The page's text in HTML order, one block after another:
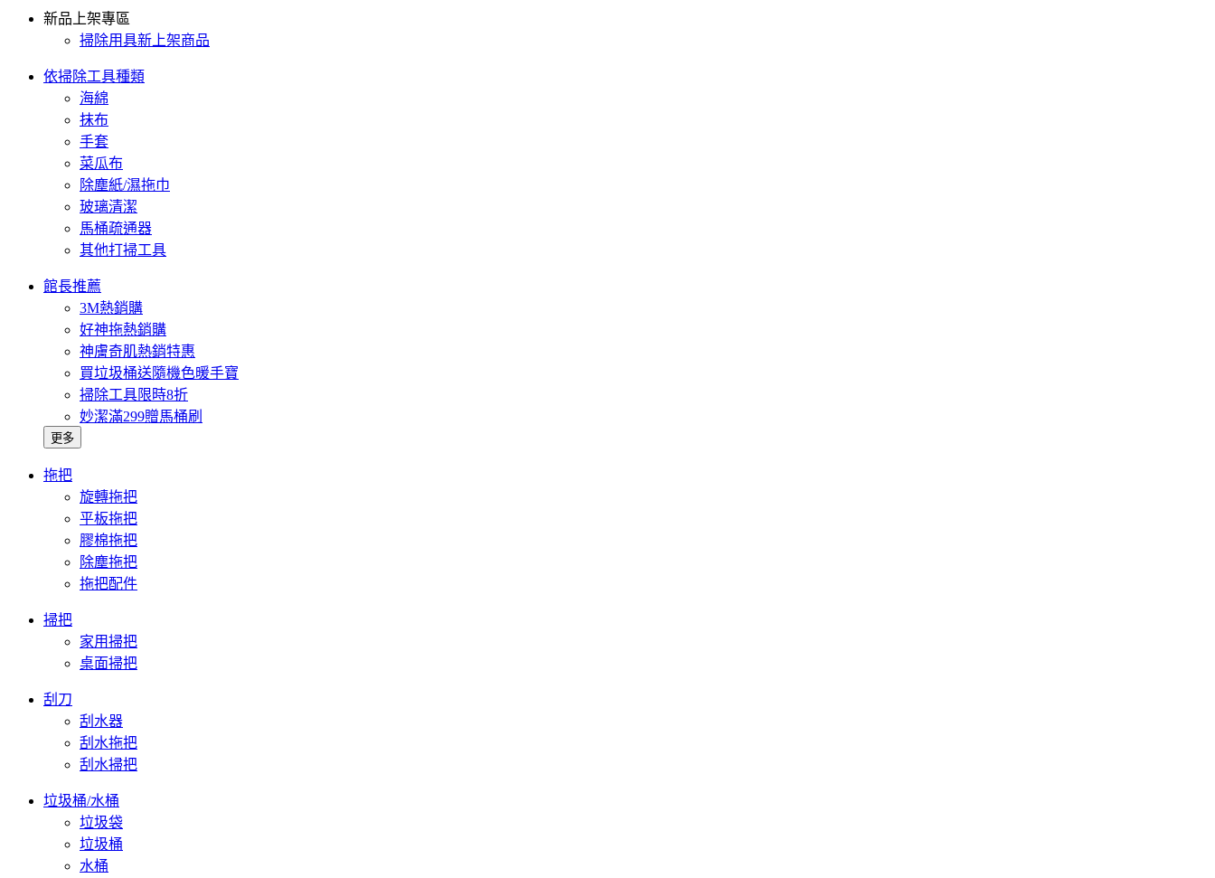
新品上架專區
掃除用具新上架商品
依掃除工具種類
海綿
抹布
手套
菜瓜布
除塵紙/濕拖巾
玻璃清潔
馬桶疏通器
其他打掃工具
館長推薦
3M熱銷購
好神拖熱銷購
神膚奇肌熱銷特惠
買垃圾桶送隨機色暖手寶
掃除工具限時8折
妙潔滿299贈馬桶刷
更多
拖把
旋轉拖把
平板拖把
膠棉拖把
除塵拖把
拖把配件
掃把
家用掃把
桌面掃把
刮刀
刮水器
刮水拖把
刮水掃把
垃圾桶/水桶
垃圾袋
垃圾桶
水桶